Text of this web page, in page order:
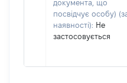
документа, що
посвідчує особу)
наявності): Не
застосовується